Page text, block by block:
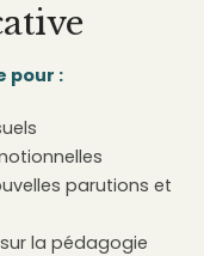
pour :
parutions et
la pédagogie